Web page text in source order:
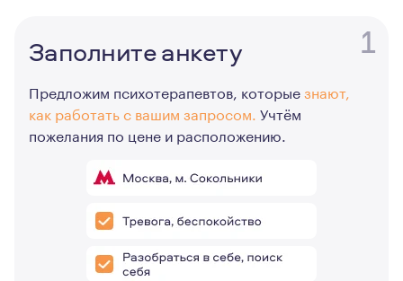
1
Заполните анкету
Предложим психотерапевтов, которыезнают,
как работать с вашим запросом. Учтём
пожелания по цене и расположению.